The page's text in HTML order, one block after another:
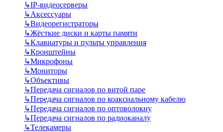
↳IP-видеосерверы
↳Аксессуары
↳Видеорегистраторы
↳Жёсткие диски и карты памяти
↳Клавиатуры и пульты управления
↳Кронштейны
↳Микрофоны
↳Мониторы
↳Объективы
↳Передача сигналов по витой паре
↳Передача сигналов по коаксиальному кабелю
↳Передача сигналов по оптоволокну
↳Передача сигналов по радиоканалу
↳Телекамеры